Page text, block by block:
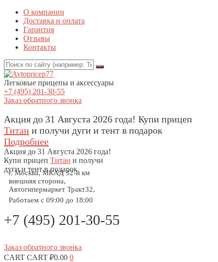
О компании
Доставка и оплата
Гарантия
Отзывы
Контакты
Легковые прицепы и аксессуары
+7 (495) 201-30-55
Заказ обратного звонка
Акция до 31 Августа 2026 года! Купи прицеп
Титан и получи дуги и тент в подарок
Подробнее
Акция до 31 Августа 2026 года!
Купи прицеп Титан и получи
дуги и тент в подарок
г. Москва, МКАД 32-й км
внешняя сторона,
Автогипермаркет Тракт32,
Работаем с 09:00 до 18:00
+7 (495) 201-30-55
Заказ обратного звонка
CART CART ₽0.00 0